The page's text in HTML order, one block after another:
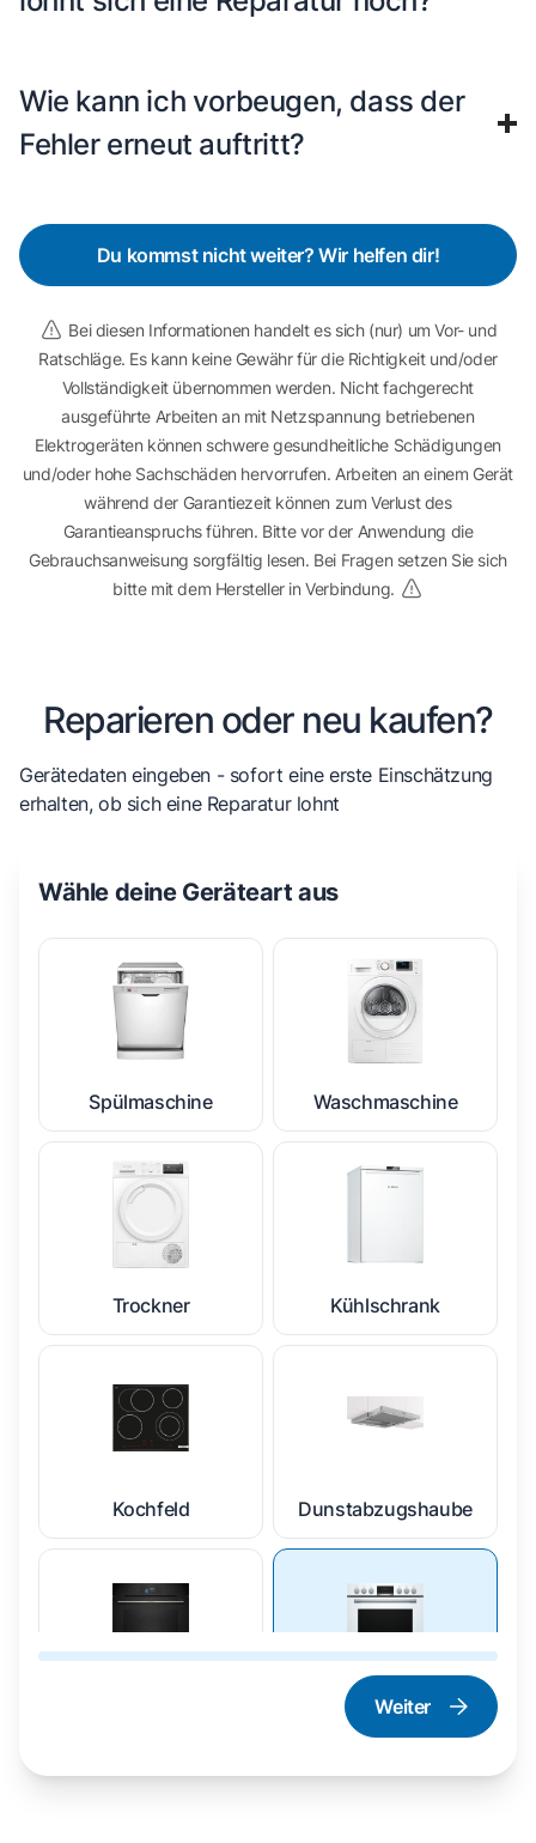
Wie kann ich vorbeugen, dass der
Fehler erneut auftritt?
Du kommst nicht weiter? Wir helfen dir!
Bei diesen Informationen handelt es sich (nur) um Vor- und
Ratschläge. Es kann keine Gewähr für die Richtigkeit und/oder
Vollständigkeit übernommen werden. Nicht fachgerecht
ausgeführte Arbeiten an mit Netzspannung betriebenen
Elektrogeräten können schwere gesundheitliche Schädigungen
und/oder hohe Sachschäden hervorrufen. Arbeiten an einem Gerät
während der Garantiezeit können zum Verlust des
Garantieanspruchs führen. Bitte vor der Anwendung die
Gebrauchsanweisung sorgfältig lesen. Bei Fragen setzen Sie sich
bitte mit dem Hersteller in Verbindung.
Reparieren oder neu kaufen?
Gerätedaten eingeben - sofort eine erste Einschätzung
erhalten, ob sich eine Reparatur lohnt
Wähle deine Geräteart aus
Spülmaschine Waschmaschine
Trockner Kühlschrank
Kochfeld Dunstabzugshaube
Herd und Backofen
Weiter